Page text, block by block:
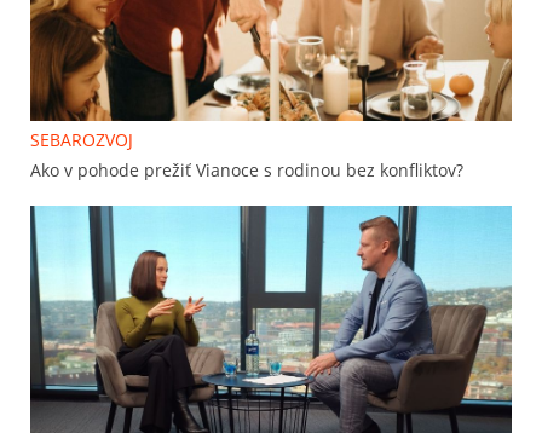
SEBAROZVOJ
Ako v pohode prežiť Vianoce s rodinou bez konfliktov?